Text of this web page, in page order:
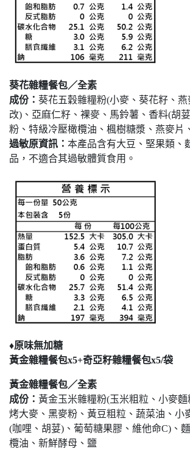
葵花雜糧餐包／全素
成份： 葵花五穀雜糧粉(小麥、葵花籽、
改)、亞麻仁籽、裸麥、馬鈴薯、香料(胡
粉、特級冷壓橄欖油、楓樹糖漿、燕麥片
過敏原資訊： 本產品含有大豆、堅果類、
品，不適合其過敏體質食用。
♦原味無加糖
黃金雜糧餐包x5+奇亞籽雜糧餐包x5/袋
黃金雜糧餐包／全素
成份： 黃金玉米雜糧粉(玉米粗粒、小麥
烤大麥、黑麥粉、黃豆粗粒、蔬菜油、小
(咖哩、胡荽)、葡萄糖果膠、維他命C)、
欖油、新鮮酵母、鹽